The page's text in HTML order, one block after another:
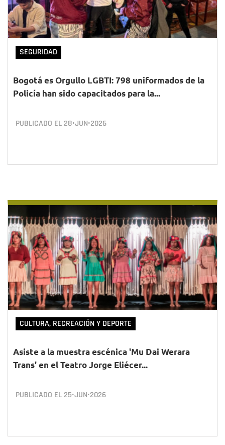
SEGURIDAD
Bogotá es Orgullo LGBTI: 798 uniformados de la
Policía han sido capacitados para la...
PUBLICADO EL 28•JUN•2026
CULTURA, RECREACIÓN Y DEPORTE
Asiste a la muestra escénica 'Mu Dai Werara
Trans' en el Teatro Jorge Eliécer...
PUBLICADO EL 25•JUN•2026